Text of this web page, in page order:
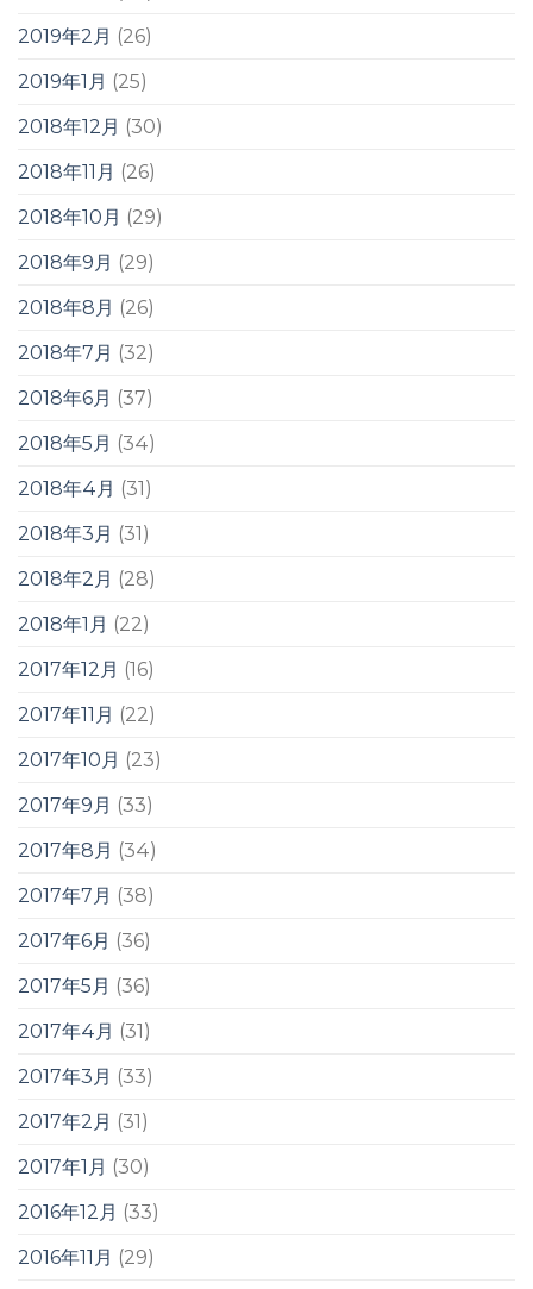
2019年2月 (26)
2019年1月 (25)
2018年12月 (30)
2018年11月 (26)
2018年10月 (29)
2018年9月 (29)
2018年8月 (26)
2018年7月 (32)
2018年6月 (37)
2018年5月 (34)
2018年4月 (31)
2018年3月 (31)
2018年2月 (28)
2018年1月 (22)
2017年12月 (16)
2017年11月 (22)
2017年10月 (23)
2017年9月 (33)
2017年8月 (34)
2017年7月 (38)
2017年6月 (36)
2017年5月 (36)
2017年4月 (31)
2017年3月 (33)
2017年2月 (31)
2017年1月 (30)
2016年12月 (33)
2016年11月 (29)